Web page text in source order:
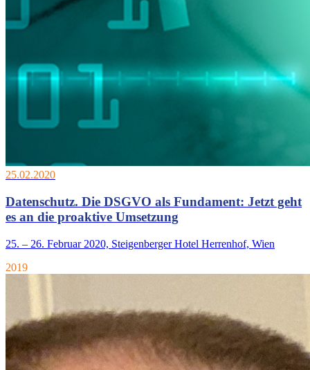
25.02.2020
Datenschutz. Die DSGVO als Fundament: Jetzt geht
es an die proaktive Umsetzung
25. – 26. Februar 2020, Steigenberger Hotel Herrenhof, Wien
2019